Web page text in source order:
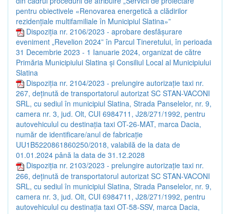
pentru obiectivele «Renovarea energetică a clădirilor
rezidențiale multifamiliale în Municipiul Slatina»”
Dispoziția nr. 2106/2023 - aprobare desfășurare
eveniment „Revelion 2024” în Parcul Tineretului, în perioada
31 Decembrie 2023 - 1 Ianuarie 2024, organizat de către
Primăria Municipiului Slatina și Consiliul Local al Municipiului
Slatina
Dispoziția nr. 2104/2023 - prelungire autorizaţie taxi nr.
267, deținută de transportatorul autorizat SC STAN-VACONI
SRL, cu sediul în municipiul Slatina, Strada Panselelor, nr. 9,
camera nr. 3, jud. Olt, CUI 6984711, J28/271/1992, pentru
autovehiculul cu destinația taxi OT-26-MAT, marca Dacia,
număr de identificare/anul de fabricație
UU1B5220861860250/2018, valabilă de la data de
01.01.2024 până la data de 31.12.2028
Dispoziția nr. 2103/2023 - prelungire autorizaţie taxi nr.
266, deținută de transportatorul autorizat SC STAN-VACONI
SRL, cu sediul în municipiul Slatina, Strada Panselelor, nr. 9,
camera nr. 3, jud. Olt, CUI 6984711, J28/271/1992, pentru
autovehiculul cu destinația taxi OT-58-SSV, marca Dacia,